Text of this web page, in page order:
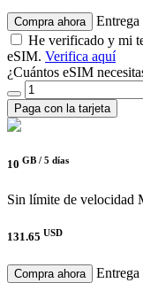
Compra ahora
He verificado y mi
eSIM. Verifica aquí
¿Cuántos eSIM
Paga con la tarjeta
10 GB / 5 días
Sin límite de velocidad
131.65 USD
Compra ahora